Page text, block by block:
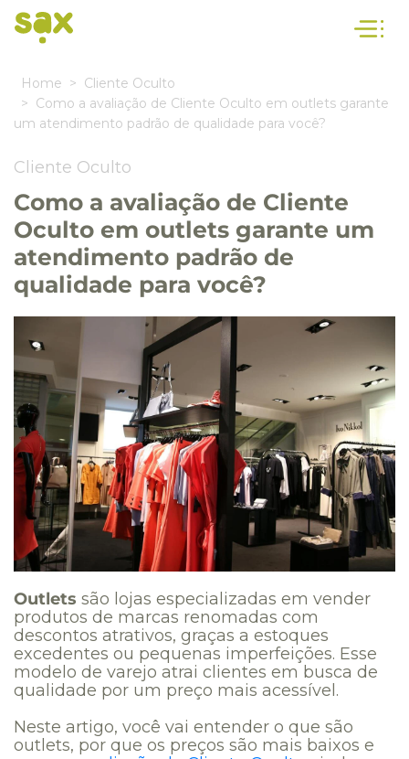
Home
Cliente Oculto
Como a avaliação de Cliente Oculto em outlets garante
um atendimento padrão de qualidade para você?
Cliente Oculto
Como a avaliação de Cliente
Oculto em outlets garante um
atendimento padrão de
qualidade para você?
Outlets são lojas especializadas em vender
produtos de marcas renomadas com
descontos atrativos, graças a estoques
excedentes ou pequenas imperfeições. Esse
modelo de varejo atrai clientes em busca de
qualidade por um preço mais acessível.
Neste artigo, você vai entender o que são
outlets, por que os preços são mais baixos e